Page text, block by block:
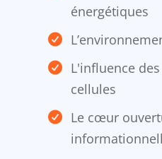
énergétiques
L'influence
cellules
Le cœur